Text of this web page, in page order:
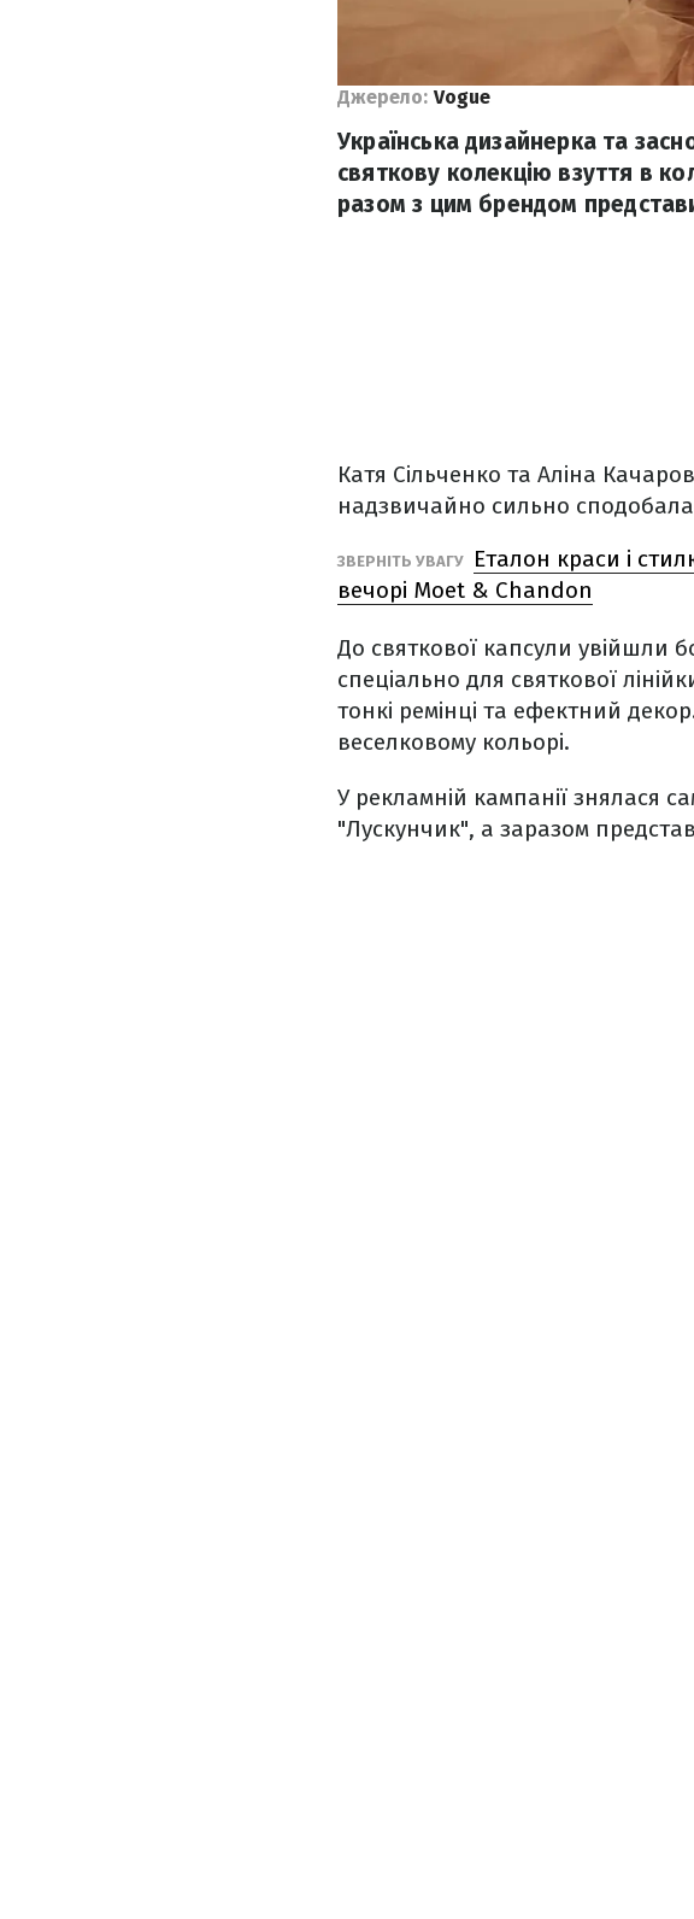
Джерело: Vogue
Українська дизайнерка та
святкову колекцію взуття в
разом з цим брендом
Катя Сільченко та Аліна
надзвичайно сильно
ЗВЕРНІТЬ УВАГУ
Еталон краси і
вечорі Moet & Chandon
До святкової капсули увійшли
спеціально для святкової
тонкі ремінці та ефектний
веселковому кольорі.
У рекламній кампанії знялася
"Лускунчик", а заразом